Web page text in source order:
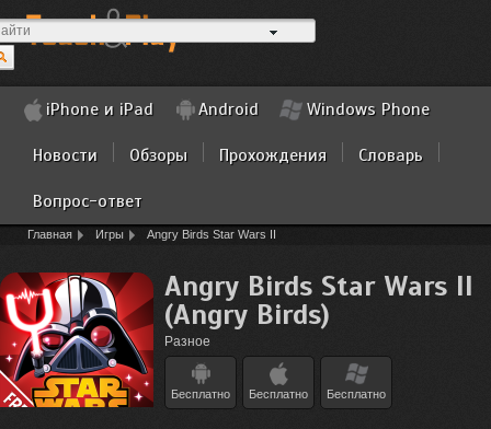
iPhone и iPad Android Windows Phone
Новости Обзоры Прохождения Словарь
Вопрос-ответ
Главная Игры Angry Birds Star Wars II
Angry Birds Star Wars II
(Angry Birds)
Разное
Бесплатно Бесплатно Бесплатно